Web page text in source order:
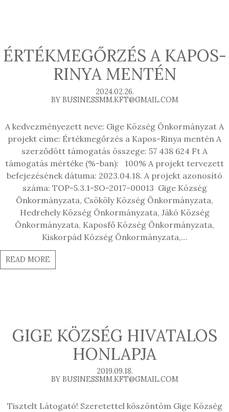
ÉRTÉKMEGŐRZÉS A KAPOS-
RINYA MENTÉN
2024.02.26.
BY BUSINESSMM.KFT@GMAIL.COM
A kedvezményezett neve: Gige Község Önkormányzat A
projekt címe: Értékmegőrzés a Kapos-Rinya mentén A
szerződött támogatás összege: 57 438 624 Ft A
támogatás mértéke (%-ban): 100% A projekt tervezett
befejezésének dátuma: 2023.04.18. A projekt azonosító
száma: TOP-5.3.1-SO-2017-00013 Gige Község
Önkormányzata, Csököly Község Önkormányzata,
Hedrehely Község Önkormányzata, Jákó Község
Önkormányzata, Kaposfő Község Önkormányzata,
Kiskorpád Község Önkormányzata,…
READ MORE
GIGE KÖZSÉG HIVATALOS
HONLAPJA
2019.09.18.
BY BUSINESSMM.KFT@GMAIL.COM
Tisztelt Látogató! Szeretettel köszöntöm Gige Község